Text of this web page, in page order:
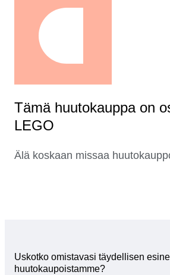
Tämä huutokauppa on
LEGO
Älä koskaan missaa
Uskotko omistavasi täydellisen
huutokaupoistamme?